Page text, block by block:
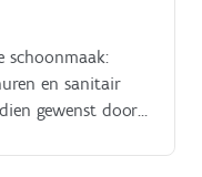
schoonmaak:
en sanitair
gewenst door
maaltijd